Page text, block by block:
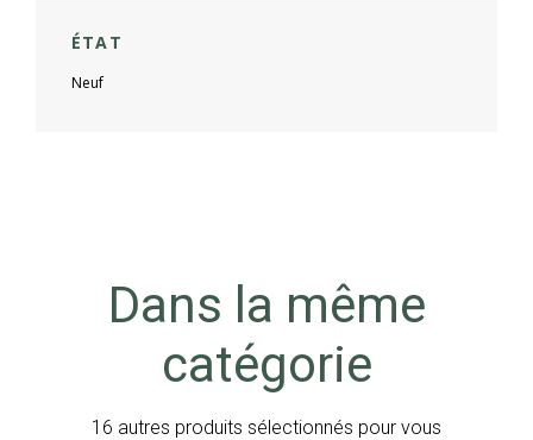
ÉTAT
Neuf
Dans la même
catégorie
16 autres produits sélectionnés pour vous